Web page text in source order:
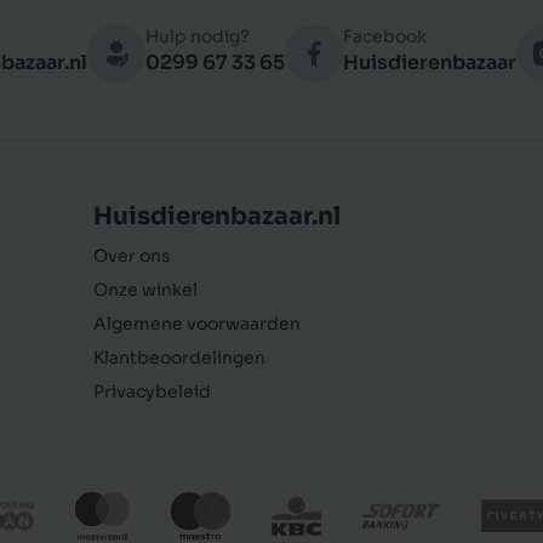
Hulp nodig?
0299 67 33 65
Facebook
Huisdierenbazaar
Huisdierenbazaar.nl
Over ons
Onze winkel
Algemene voorwaarden
Klantbeoordelingen
Privacybeleid